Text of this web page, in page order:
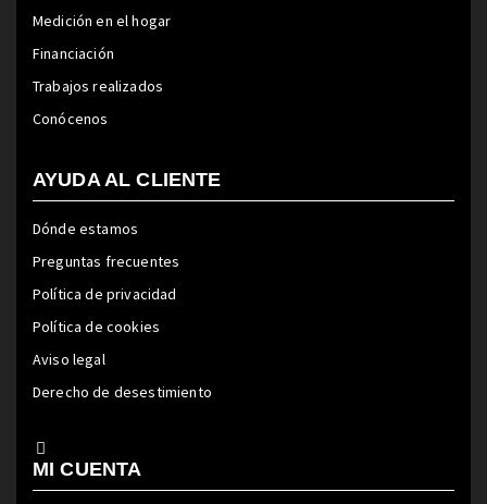
Medición en el hogar
Financiación
Trabajos realizados
Conócenos
AYUDA AL CLIENTE
Dónde estamos
Preguntas frecuentes
Política de privacidad
Política de cookies
Aviso legal
Derecho de desestimiento
MI CUENTA